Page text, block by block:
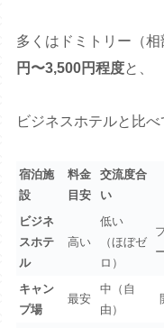
多くはドミトリー（
円〜3,500円程度と、
ビジネスホテルと比べ
宿泊施
設
料金
目安
交流度合
い
ビジネ
スホテ
ル
高い
低い
（ほぼゼ
ロ）
キャン
プ場
最安
中（自
由）